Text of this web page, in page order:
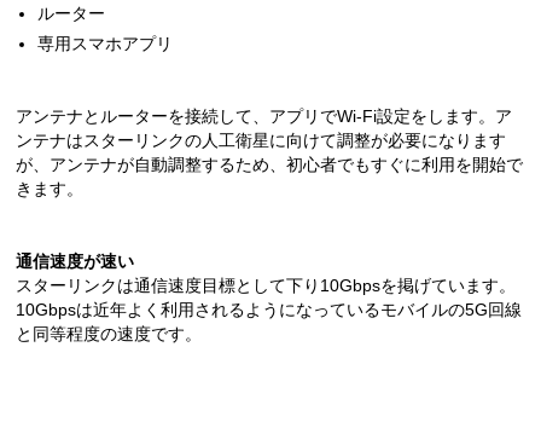
ルーター
専用スマホアプリ
アンテナとルーターを接続して、アプリでWi-Fi設定をします。ア
ンテナはスターリンクの人工衛星に向けて調整が必要になります
が、アンテナが自動調整するため、初心者でもすぐに利用を開始で
きます。
通信速度が速い
スターリンクは通信速度目標として下り10Gbpsを掲げています。
10Gbpsは近年よく利用されるようになっているモバイルの5G回線
と同等程度の速度です。